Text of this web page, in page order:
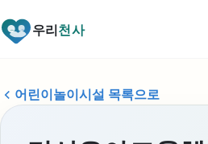
우리천사
어린이놀이시설 목록으로